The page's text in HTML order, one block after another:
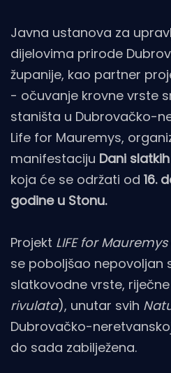
Javna ustanova za
dijelovima prirode
županije, kao partner
- očuvanje krovne vrste
staništa u Dubrovačko-
Life for Mauremys,
manifestaciju Dani
koja će se održati od 16.
godine u Stonu.
Projekt LIFE for Mauremys
se poboljšao nepovoljan
slatkovodne vrste,
rivulata), unutar svih
Dubrovačko-
do sada zabilježena.